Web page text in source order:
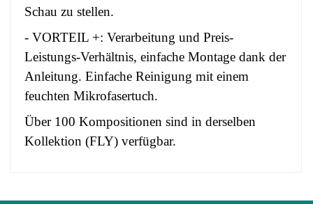
Schau zu stellen.
- VORTEIL +: Verarbeitung und Preis-
Leistungs-Verhältnis, einfache Montage dank der
Anleitung. Einfache Reinigung mit einem
feuchten Mikrofasertuch.
Über 100 Kompositionen sind in derselben
Kollektion (FLY) verfügbar.